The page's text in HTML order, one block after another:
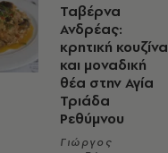
Ταβέρνα
Ανδρέας:
κρητική κουζίνα
και μοναδική
θέα στην Αγία
Τριάδα
Ρεθύμνου
Γιώργος